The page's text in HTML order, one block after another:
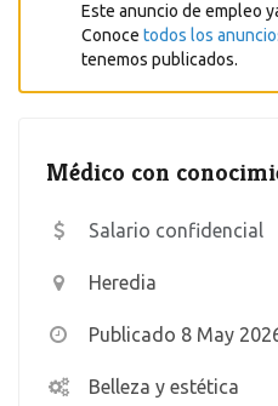
Este anuncio de empleo
Conoce todos los
tenemos publicados.
Médico con
Salario confidencial
Heredia
Publicado 8 May
Belleza y estética